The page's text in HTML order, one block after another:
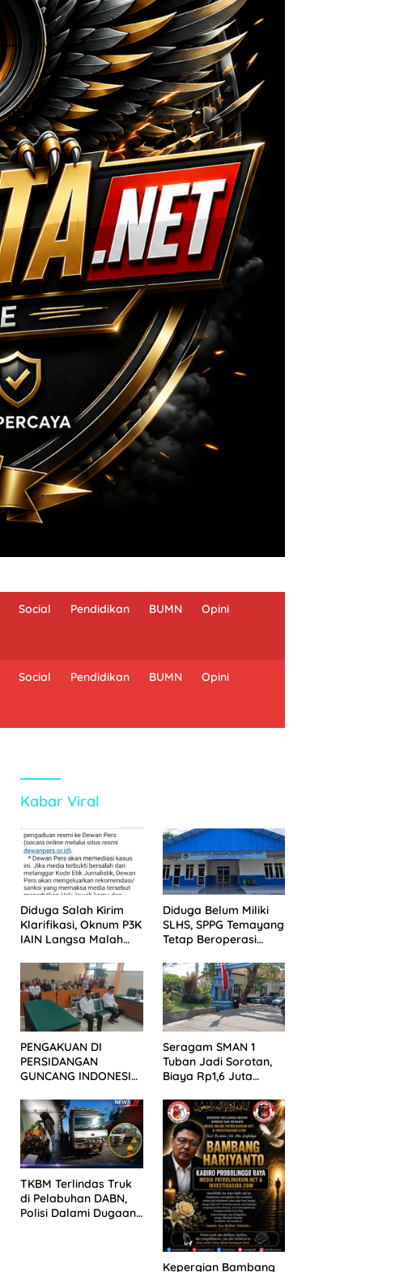
Social Pendidikan BUMN Opini
Social Pendidikan BUMN Opini
Kabar Viral
Diduga Salah Kirim
Klarifikasi, Oknum P3K
IAIN Langsa Malah
Dewan Pers
Diduga Belum Miliki
SLHS, SPPG Temayang
Tetap Beroperasi
PENGAKUAN DI
PERSIDANGAN
GUNCANG INDONESIA!
DITUNDA, KELUARGA
KORBAN MENGAMUK
DI PN MALANG
Seragam SMAN 1
Tuban Jadi Sorotan,
Biaya Rp1,6 Juta
SPMB 2026
TKBM Terlindas Truk
di Pelabuhan DABN,
Polisi Dalami Dugaan
Kepergian Bambang